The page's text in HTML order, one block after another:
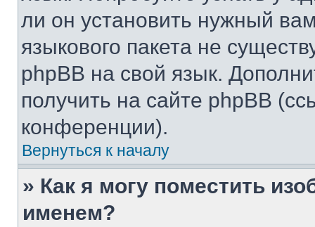
ли он установить нужный
языкового пакета не
phpBB на свой язык.
получить на сайте phpBB
конференции).
Вернуться к началу
» Как я могу поместить
именем?